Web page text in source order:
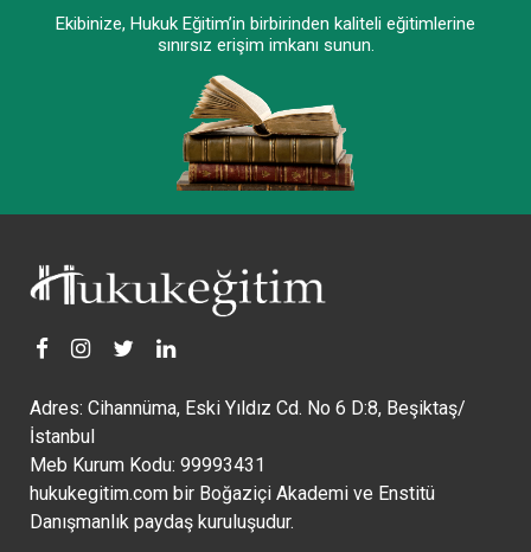
Ekibinize, Hukuk Eğitim’in birbirinden kaliteli eğitimlerine
sınırsız erişim imkanı sunun.
Adres: Cihannüma, Eski Yıldız Cd. No 6 D:8, Beşiktaş/
İstanbul
Meb Kurum Kodu: 99993431
hukukegitim.com bir Boğaziçi Akademi ve Enstitü
Danışmanlık paydaş kuruluşudur.